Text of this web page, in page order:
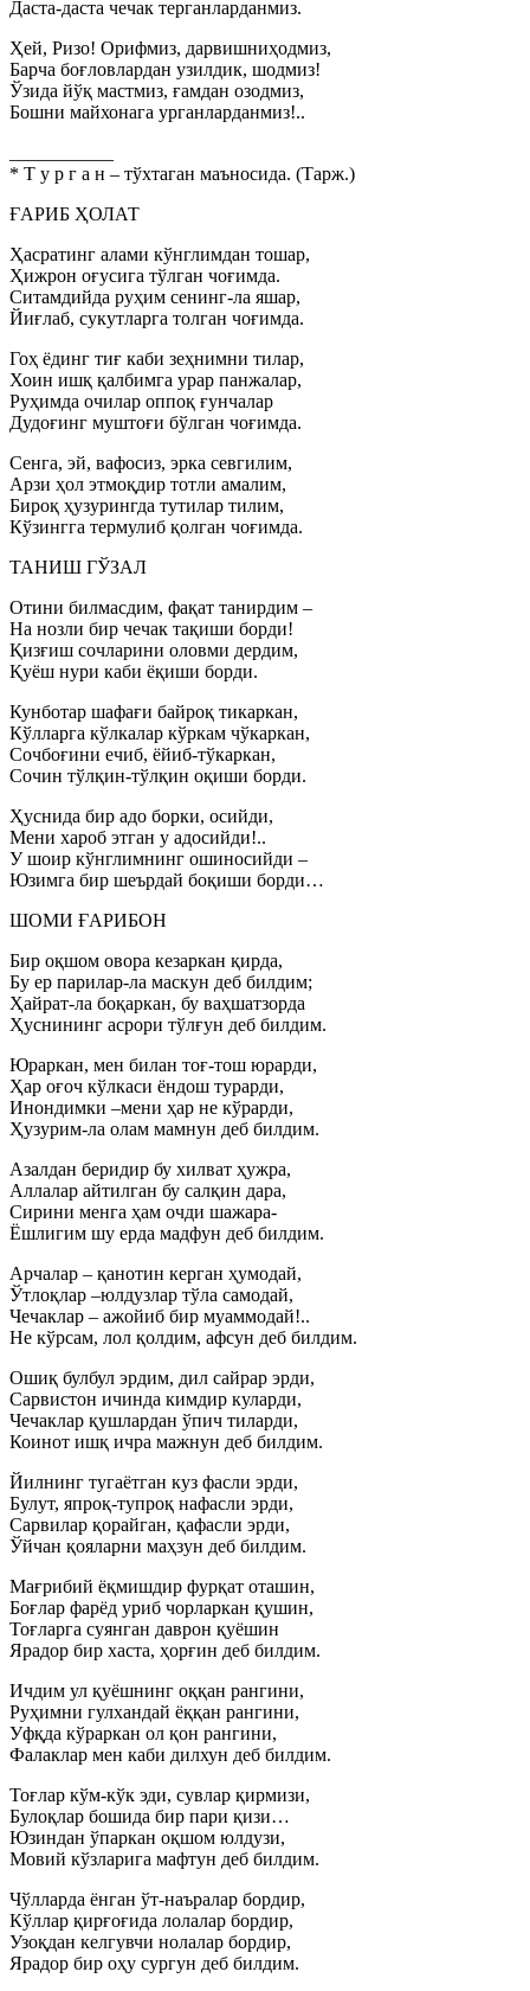
Даста-даста чечак терганларданмиз.
Ҳей, Ризо! Орифмиз, дарвишниҳодмиз,
Барча боғловлардан узилдик, шодмиз!
Ўзида йўқ мастмиз, ғамдан озодмиз,
Бошни майхонага урганларданмиз!..
* Т у р г а н – тўхтаган маъносида. (Тарж.)
ҒАРИБ ҲОЛАТ
Ҳасратинг алами кўнглимдан тошар,
Ҳижрон оғусига тўлган чоғимда.
Ситамдийда руҳим сенинг-ла яшар,
Йиғлаб, сукутларга толган чоғимда.
Гоҳ ёдинг тиғ каби зеҳнимни тилар,
Хоин ишқ қалбимга урар панжалар,
Руҳимда очилар оппоқ ғунчалар
Дудоғинг муштоғи бўлган чоғимда.
Сенга, эй, вафосиз, эрка севгилим,
Арзи ҳол этмоқдир тотли амалим,
Бироқ ҳузурингда тутилар тилим,
Кўзингга термулиб қолган чоғимда.
ТАНИШ ГЎЗАЛ
Отини билмасдим, фақат танирдим –
На нозли бир чечак тақиши борди!
Қизғиш сочларини оловми дердим,
Қуёш нури каби ёқиши борди.
Кунботар шафағи байроқ тикаркан,
Кўлларга кўлкалар кўркам чўкаркан,
Сочбоғини ечиб, ёйиб-тўкаркан,
Сочин тўлқин-тўлқин оқиши борди.
Ҳуснида бир адо борки, осийди,
Мени хароб этган у адосийди!..
У шоир кўнглимнинг ошиносийди –
Юзимга бир шеърдай боқиши борди…
ШОМИ ҒАРИБОН
Бир оқшом овора кезаркан қирда,
Бу ер парилар-ла маскун деб билдим;
Ҳайрат-ла боқаркан, бу ваҳшатзорда
Ҳуснининг асрори тўлғун деб билдим.
Юраркан, мен билан тоғ-тош юрарди,
Ҳар оғоч кўлкаси ёндош турарди,
Инондимки –мени ҳар не кўрарди,
Ҳузурим-ла олам мамнун деб билдим.
Азалдан беридир бу хилват ҳужра,
Аллалар айтилган бу салқин дара,
Сирини менга ҳам очди шажара-
Ёшлигим шу ерда мадфун деб билдим.
Арчалар – қанотин керган ҳумодай,
Ўтлоқлар –юлдузлар тўла самодай,
Чечаклар – ажойиб бир муаммодай!..
Не кўрсам, лол қолдим, афсун деб билдим.
Ошиқ булбул эрдим, дил сайрар эрди,
Сарвистон ичинда кимдир куларди,
Чечаклар қушлардан ўпич тиларди,
Коинот ишқ ичра мажнун деб билдим.
Йилнинг тугаётган куз фасли эрди,
Булут, япроқ-тупроқ нафасли эрди,
Сарвилар қорайган, қафасли эрди,
Ўйчан қояларни маҳзун деб билдим.
Мағрибий ёқмишдир фурқат оташин,
Боғлар фарёд уриб чорларкан қушин,
Тоғларга суянган даврон қуёшин
Ярадор бир хаста, ҳорғин деб билдим.
Ичдим ул қуёшнинг оққан рангини,
Руҳимни гулхандай ёққан рангини,
Уфқда кўраркан ол қон рангини,
Фалаклар мен каби дилхун деб билдим.
Тоғлар кўм-кўк эди, сувлар қирмизи,
Булоқлар бошида бир пари қизи…
Юзиндан ўпаркан оқшом юлдузи,
Мовий кўзларига мафтун деб билдим.
Чўлларда ёнган ўт-наъралар бордир,
Кўллар қирғоғида лолалар бордир,
Узоқдан келгувчи нолалар бордир,
Ярадор бир оҳу сургун деб билдим.